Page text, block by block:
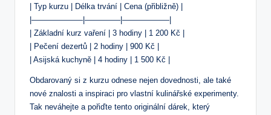
| Typ kurzu | Délka trvání | Cena (přibližně) |
|——————–|————–|——————|
| Základní kurz vaření | 3 hodiny | 1 200 Kč |
| Pečení dezertů | 2 hodiny | 900 Kč |
| Asijská kuchyně | 4 hodiny | 1 500 Kč |
Obdarovaný si z kurzu odnese nejen dovednosti, ale také
nové znalosti a inspiraci pro vlastní kulinářské experimenty.
Tak neváhejte a pořiďte tento originální dárek, který